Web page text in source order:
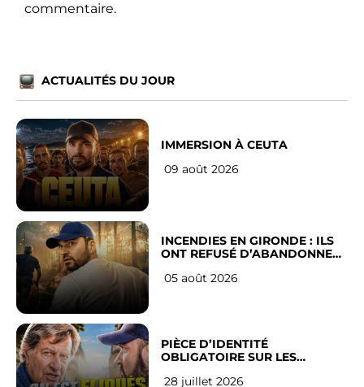
commentaire.
ACTUALITÉS DU JOUR
IMMERSION À CEUTA
09 août 2026
INCENDIES EN GIRONDE : ILS
ONT REFUSÉ D’ABANDONNER
05 août 2026
PIÈCE D’IDENTITÉ
OBLIGATOIRE SUR LES
Français
28 juillet 2026